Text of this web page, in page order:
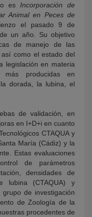
es Incorporación de
Animal en Peces de
el pasado 9 de
un año. Su objetivo
de manejo de las
como el estado del
legislación en materia
producidas en
dorada, la lubina, el
de validación, en
en I+D+i en cuanto
CTAQUA y
María (Cádiz) y la
Estas evaluaciones
de parámetros
densidades de
lubina (CTAQUA) y
de investigación
de Zoología de la
procedentes de